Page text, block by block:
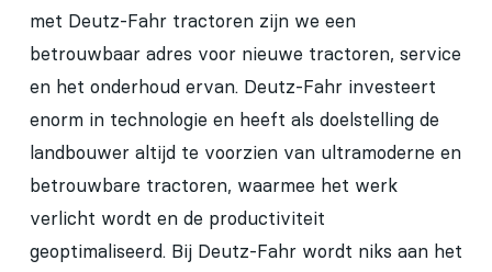
met Deutz-Fahr tractoren zijn we een
betrouwbaar adres voor nieuwe tractoren, service
en het onderhoud ervan. Deutz-Fahr investeert
enorm in technologie en heeft als doelstelling de
landbouwer altijd te voorzien van ultramoderne en
betrouwbare tractoren, waarmee het werk
verlicht wordt en de productiviteit
geoptimaliseerd. Bij Deutz-Fahr wordt niks aan het